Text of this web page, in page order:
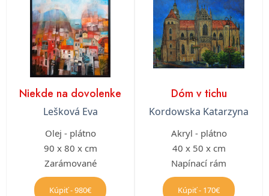
Niekde na dovolenke
Lešková Eva
Olej - plátno
90 x 80 x cm
Zarámované
Kúpiť - 980€
Dóm v tichu
Kordowska Katarzyna
Akryl - plátno
40 x 50 x cm
Napínací rám
Kúpiť - 170€